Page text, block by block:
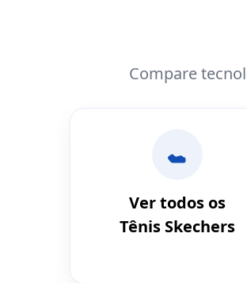
Compare
Ver todos os
Tênis Skechers